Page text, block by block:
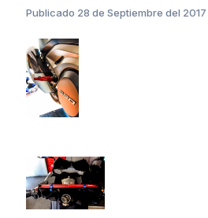
Publicado 28 de Septiembre del 2017